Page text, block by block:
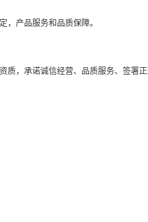
，产品服务和品质保障。
，承诺诚信经营、品质服务、签署正